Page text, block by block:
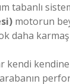
tabanlı
motorun
daha
kendi